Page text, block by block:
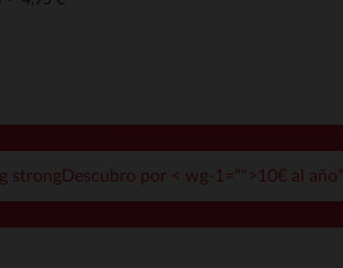
strongDescubro por < wg-1="">10€ al año*